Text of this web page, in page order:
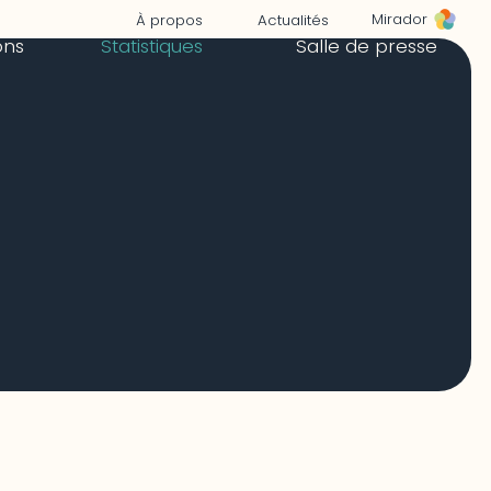
À propos Actualités Mirador
Statistiques Salle de presse